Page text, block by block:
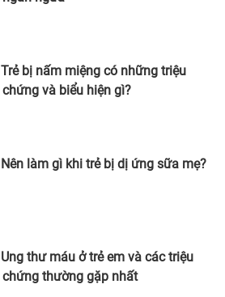
Trẻ bị nấm miệng có những triệu
chứng và biểu hiện gì?
Nên làm gì khi trẻ bị dị ứng sữa mẹ?
Ung thư máu ở trẻ em và các triệu
chứng thường gặp nhất